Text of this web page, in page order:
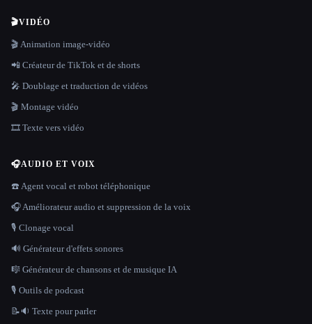
🎬VIDÉO
🎬 Animation image-vidéo
📲 Créateur de TikTok et de shorts
🎤 Doublage et traduction de vidéos
🎬 Montage vidéo
🎞️ Texte vers vidéo
🎧AUDIO ET VOIX
☎️ Agent vocal et robot téléphonique
🎧 Améliorateur audio et suppression de la voix
🎙️ Clonage vocal
🔊 Générateur d'effets sonores
🎼 Générateur de chansons et de musique IA
🎙️ Outils de podcast
📝🔉 Texte pour parler